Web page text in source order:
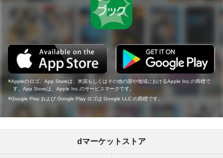
Appleのロゴ、App Storeは、米国もしくはその他の国や地域におけるApple Inc.の商標で
す。App Storeは、Apple Inc.のサービスマークです。
Google Play および Google Play ロゴは Google LLC の商標です。
dマーケットストア